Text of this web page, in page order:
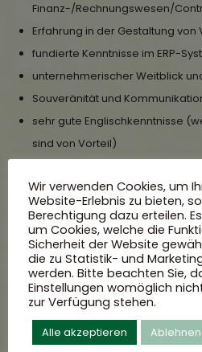
Finanz-/Rechnungswesen/
Erfahrung in der Gestaltung
fundierte Kenntnisse im ERP-
unternehmerischer Weitblick
Souveränität und
sehr gute Englischkenntnisse
sind von Vorteil)
Kontakte
Wir freuen uns auf die
sunter­lagen per Mail unter
frühestmöglichen Eintrittstermins
klaus.widemann@widemann.eu
Wir verwenden Cookies, um
Website-Erlebnis zu bieten,
Berechtigung dazu erteilen.
um Cookies, welche die
Sicherheit der Website
die zu Statistik- und
werden. Bitte beachten Sie,
Einstellungen womöglich
zur Verfügung stehen.
Alle akzeptieren Ablehnen